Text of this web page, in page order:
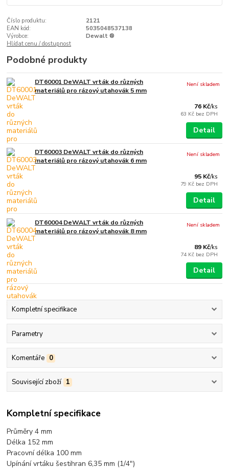
Číslo produktu:
2121
EAN kód:
5035048537138
Výrobce:
Dewalt ®
Hlídat cenu / dostupnost
Podobné produkty
DT60001 DeWALT vrták do různých
materiálů pro rázový utahovák 5 mm
76 Kč/ks
63 Kč bez DPH
Není skladem
Detail
DT60003 DeWALT vrták do různých
materiálů pro rázový utahovák 6 mm
95 Kč/ks
79 Kč bez DPH
Není skladem
Detail
DT60004 DeWALT vrták do různých
materiálů pro rázový utahovák 8 mm
89 Kč/ks
74 Kč bez DPH
Není skladem
Detail
Kompletní specifikace
Parametry
Komentáře 0
Související zboží 1
Kompletní specifikace
Průměry 4 mm
Délka 152 mm
Pracovní délka 100 mm
Upínání vrtáku šestihran 6,35 mm (1/4")